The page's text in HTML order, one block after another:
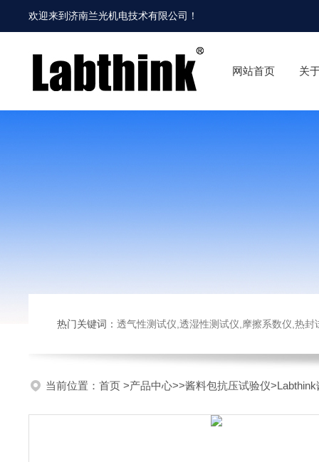
欢迎来到济南兰光机电技术有限公司 ！
网站首页 关
热门关键词： 透气性测试仪,透湿性测试仪,摩擦系数仪,热封试验仪,
当前位置： 首页 >产品中心>>酱料包抗压试验仪